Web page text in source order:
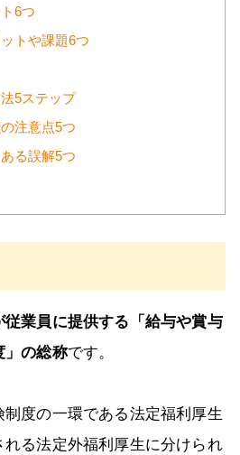
6つ
トや課題6つ
5ステップ
注意点5つ
る誤解5つ
業員に提供する「給与や賞与
」の総称です。
度の一環である法定福利厚生
れる法定外福利厚生に分けられ